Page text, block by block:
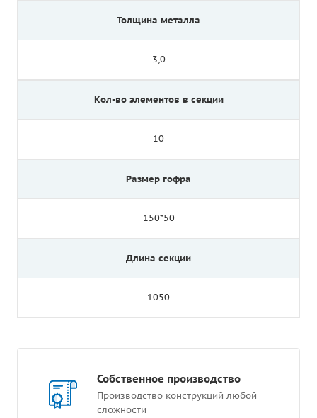
Толщина металла
3,0
Кол-во элементов в секции
10
Размер гофра
150*50
Длина секции
1050
Собственное производство
Производство конструкций любой
сложности